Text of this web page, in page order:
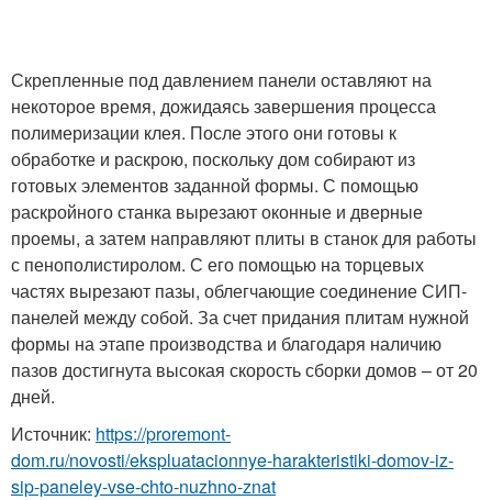
Скрепленные под давлением панели оставляют на
некоторое время, дожидаясь завершения процесса
полимеризации клея. После этого они готовы к
обработке и раскрою, поскольку дом собирают из
готовых элементов заданной формы. С помощью
раскройного станка вырезают оконные и дверные
проемы, а затем направляют плиты в станок для работы
с пенополистиролом. С его помощью на торцевых
частях вырезают пазы, облегчающие соединение СИП-
панелей между собой. За счет придания плитам нужной
формы на этапе производства и благодаря наличию
пазов достигнута высокая скорость сборки домов – от 20
дней.
Источник: https://proremont-
dom.ru/novosti/ekspluatacionnye-harakteristiki-domov-iz-
sip-paneley-vse-chto-nuzhno-znat